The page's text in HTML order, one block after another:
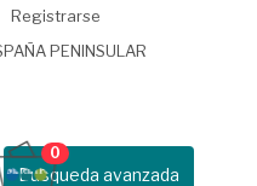
Registrarse
PENINSULAR
Busqueda avanzada
0